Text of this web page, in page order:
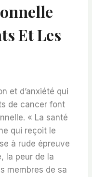
Et Les
et d’anxiété qui
de cancer font
« La santé
qui reçoit le
à rude épreuve
la peur de la
membres de sa